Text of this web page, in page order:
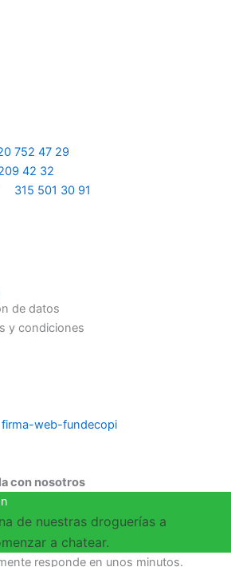
752 47 29
42 32
315 501 30 91
de datos
y condiciones
con nosotros
de nuestras droguerías a
a chatear.
responde en unos minutos.